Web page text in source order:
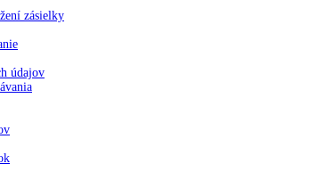
zásielky
údajov